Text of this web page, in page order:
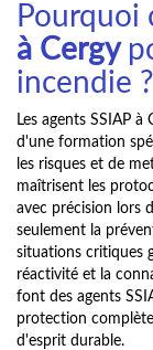
Pourquoi
à Cergy
incendie ?
Les agents SSIAP
d'une formation
les risques et de
maîtrisent les
avec précision lors
seulement la
situations critiques
réactivité et la
font des agents
protection
d'esprit durable.